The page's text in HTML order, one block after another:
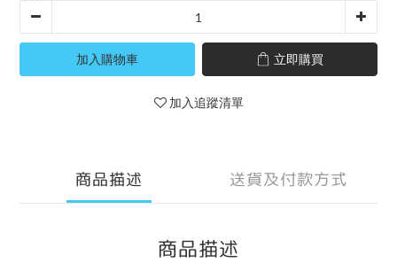
加入購物車 立即購買
加入追蹤清單
商品描述 送貨及付款方式
商品描述